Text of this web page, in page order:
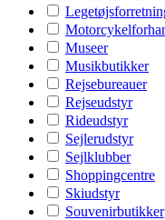
Museer
Musikbutikker
Rejsebureauer
Rejseudstyr
Rideudstyr
Sejlerudstyr
Sejlklubber
Shoppingcentre
Skiudstyr
Souvenirbutikker